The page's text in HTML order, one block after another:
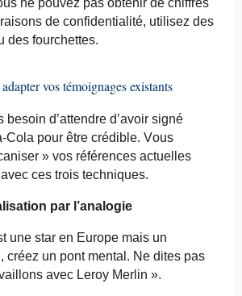
ne pouvez pas obtenir de chiffres
de confidentialité, utilisez des
des fourchettes.
vos témoignages existants
besoin d’attendre d’avoir signé
Cola pour être crédible. Vous
» vos références actuelles
ces trois techniques.
par l’analogie
une star en Europe mais un
créez un pont mental. Ne dites pas
avec Leroy Merlin ».